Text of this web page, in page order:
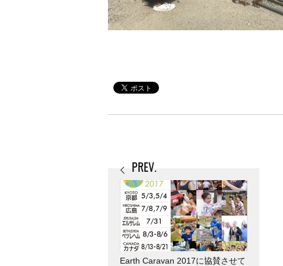
PREV.
Earth Caravan 2017に協賛させて